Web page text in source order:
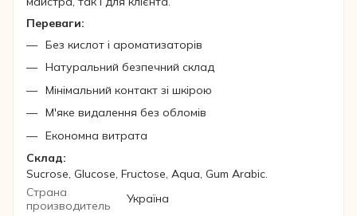
Переваги:
Без кислот і ароматизаторів
Натуральний безпечний склад
Мінімальний контакт зі шкірою
М'яке видалення без обломів
Економна витрата
Склад:
Sucrose, Glucose, Fructose, Aqua, Gum Arabic.
Страна
производитель
Україна